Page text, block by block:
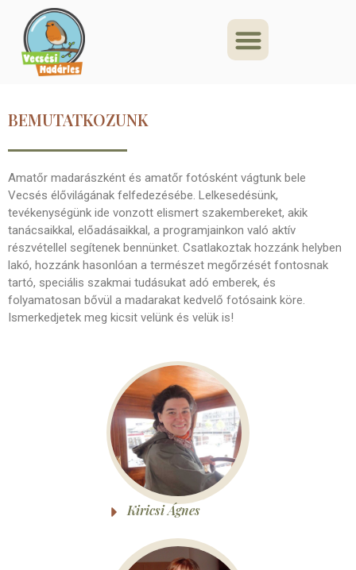
BEMUTATKOZUNK
Amatőr madarászként és amatőr fotósként vágtunk bele
Vecsés élővilágának felfedezésébe. Lelkesedésünk,
tevékenységünk ide vonzott elismert szakembereket, akik
tanácsaikkal, előadásaikkal, a programjainkon való aktív
részvétellel segítenek bennünket. Csatlakoztak hozzánk helyben
lakó, hozzánk hasonlóan a természet megőrzését fontosnak
tartó, speciális szakmai tudásukat adó emberek, és
folyamatosan bővül a madarakat kedvelő fotósaink köre.
Ismerkedjetek meg kicsit velünk és velük is!
Kiricsi Ágnes